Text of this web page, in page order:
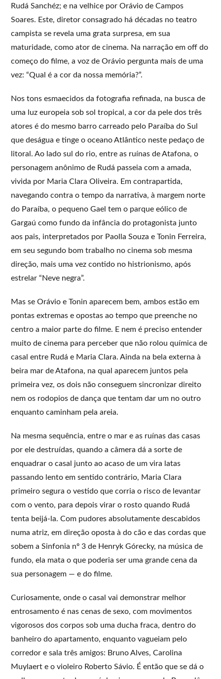
Rudá Sanchéz; e na velhice por Orávio de Campos
Soares. Este, diretor consagrado há décadas no teatro
campista se revela uma grata surpresa, em sua
maturidade, como ator de cinema. Na narração em off do
começo do filme, a voz de Orávio pergunta mais de uma
vez: “Qual é a cor da nossa memória?”.
Nos tons esmaecidos da fotografia refinada, na busca de
uma luz europeia sob sol tropical, a cor da pele dos três
atores é do mesmo barro carreado pelo Paraíba do Sul
que deságua e tinge o oceano Atlântico neste pedaço de
litoral. Ao lado sul do rio, entre as ruínas de Atafona, o
personagem anônimo de Rudá passeia com a amada,
vivida por Maria Clara Oliveira. Em contrapartida,
navegando contra o tempo da narrativa, à margem norte
do Paraíba, o pequeno Gael tem o parque eólico de
Gargaú como fundo da infância do protagonista junto
aos pais, interpretados por Paolla Souza e Tonin Ferreira,
em seu segundo bom trabalho no cinema sob mesma
direção, mais uma vez contido no histrionismo, após
estrelar “Neve negra”.
Mas se Orávio e Tonin aparecem bem, ambos estão em
pontas extremas e opostas ao tempo que preenche no
centro a maior parte do filme. E nem é preciso entender
muito de cinema para perceber que não rolou química de
casal entre Rudá e Maria Clara. Ainda na bela externa à
beira mar de Atafona, na qual aparecem juntos pela
primeira vez, os dois não conseguem sincronizar direito
nem os rodopios de dança que tentam dar um no outro
enquanto caminham pela areia.
Na mesma sequência, entre o mar e as ruínas das casas
por ele destruídas, quando a câmera dá a sorte de
enquadrar o casal junto ao acaso de um vira latas
passando lento em sentido contrário, Maria Clara
primeiro segura o vestido que corria o risco de levantar
com o vento, para depois virar o rosto quando Rudá
tenta beijá-la. Com pudores absolutamente descabidos
numa atriz, em direção oposta à do cão e das cordas que
sobem a Sinfonia nº 3 de Henryk Górecky, na música de
fundo, ela mata o que poderia ser uma grande cena da
sua personagem — e do filme.
Curiosamente, onde o casal vai demonstrar melhor
entrosamento é nas cenas de sexo, com movimentos
vigorosos dos corpos sob uma ducha fraca, dentro do
banheiro do apartamento, enquanto vagueiam pelo
corredor e sala três amigos: Bruno Alves, Carolina
Muylaert e o violeiro Roberto Sávio. É então que se dá o